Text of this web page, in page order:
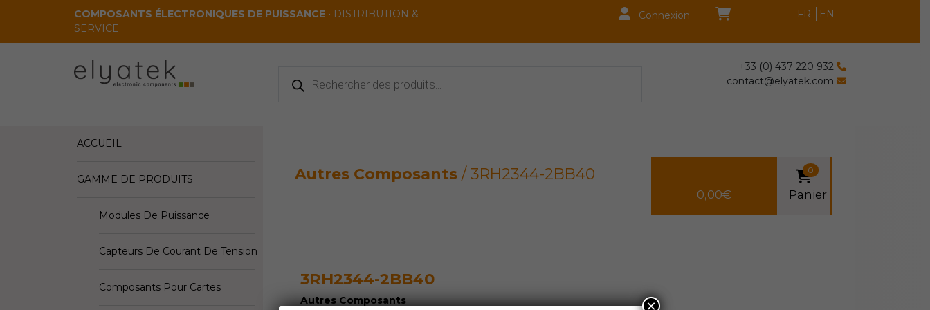
COMPOSANTS ÉLECTRONIQUES DE PUISSANCE• DISTRIBUTION &
SERVICE
Connexion FR EN
produits
+33 (0) 437 220 932
contact@elyatek.com
ACCUEIL
GAMME DE PRODUITS
Modules De Puissance
Capteurs De Courant De Tension
Composants Pour Cartes
Autres Composants/ 3RH2344-2BB40
0,00€
0
Panier
3RH2344-2BB40
Autres Composants ×